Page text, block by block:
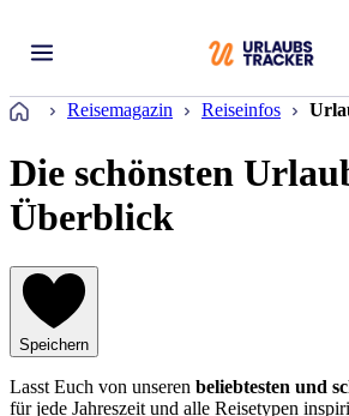
Startseite
Reisemagazin Reiseinfos
Die schönsten
Überblick
Speichern
Lasst Euch von unseren beliebtesten und
für jede Jahreszeit und alle Reisetypen